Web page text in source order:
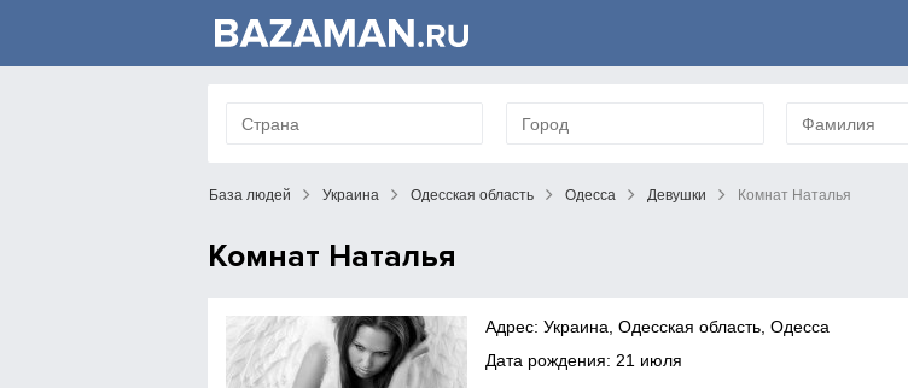
База людей Украина Одесская область Одесса Девушки Комнат Наталья
Комнат Наталья
Адрес: Украина, Одесская область, Одесса
Дата рождения: 21 июля